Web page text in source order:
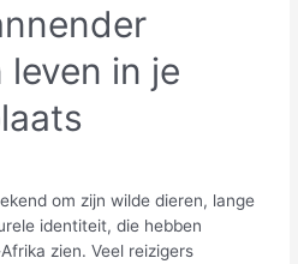
in je
om zijn wilde dieren, lange
identiteit, die hebben
zien. Veel reizigers